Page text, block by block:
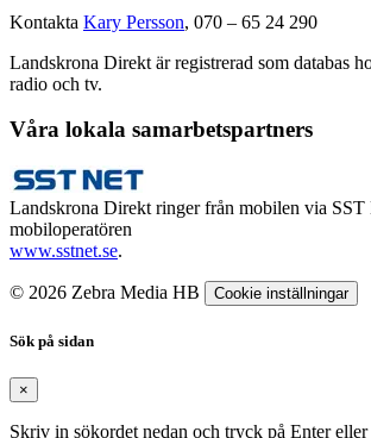
Kontakta Kary Persson, 070 – 65 24 290
Landskrona Direkt är registrerad som databas
radio och tv.
Våra lokala samarbetspartners
Landskrona Direkt ringer från mobilen via SST
mobiloperatören
www.sstnet.se.
© 2026 Zebra Media HB Cookie inställningar
Sök på sidan
×
Skriv in sökordet nedan och tryck på Enter